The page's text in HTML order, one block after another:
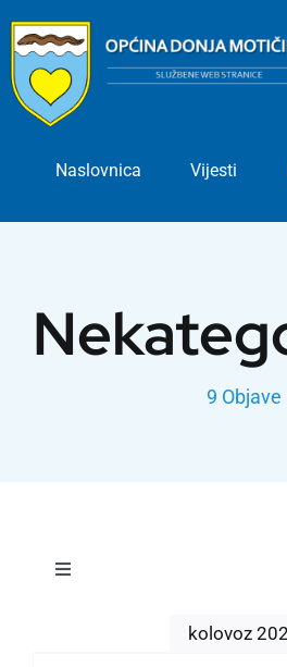
content
Naslovnica Vijesti
9 Objave
Toggle
kolovoz